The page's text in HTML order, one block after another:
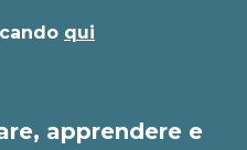
qui
apprendere e